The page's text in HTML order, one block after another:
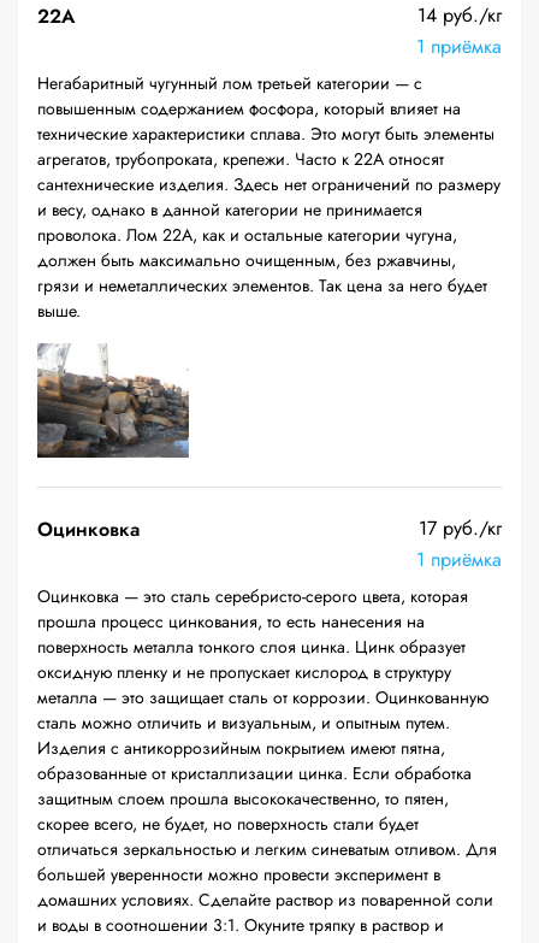
22A
14 руб./кг
1 приёмка
Негабаритный чугунный лом третьей категории — с
повышенным содержанием фосфора, который влияет на
технические характеристики сплава. Это могут быть элементы
агрегатов, трубопроката, крепежи. Часто к 22А относят
сантехнические изделия. Здесь нет ограничений по размеру
и весу, однако в данной категории не принимается
проволока. Лом 22А, как и остальные категории чугуна,
должен быть максимально очищенным, без ржавчины,
грязи и неметаллических элементов. Так цена за него будет
выше.
Оцинковка
17 руб./кг
1 приёмка
Оцинковка — это сталь серебристо-серого цвета, которая
прошла процесс цинкования, то есть нанесения на
поверхность металла тонкого слоя цинка. Цинк образует
оксидную пленку и не пропускает кислород в структуру
металла — это защищает сталь от коррозии. Оцинкованную
сталь можно отличить и визуальным, и опытным путем.
Изделия с антикоррозийным покрытием имеют пятна,
образованные от кристаллизации цинка. Если обработка
защитным слоем прошла высококачественно, то пятен,
скорее всего, не будет, но поверхность стали будет
отличаться зеркальностью и легким синеватым отливом. Для
большей уверенности можно провести эксперимент в
домашних условиях. Сделайте раствор из поваренной соли
и воды в соотношении 3:1. Окуните тряпку в раствор и